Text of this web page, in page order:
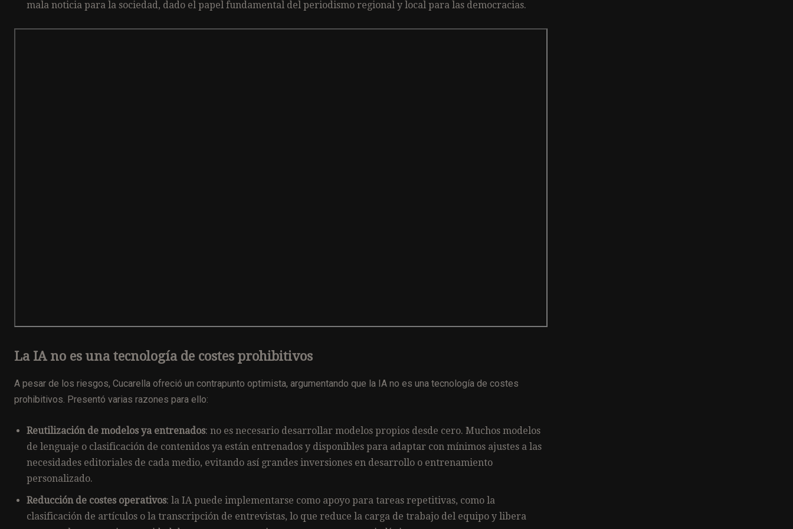
mala noticia para la sociedad, dado el papel fundamental del periodismo regional y local para las democracias.
La IA no es una tecnología de costes prohibitivos
A pesar de los riesgos, Cucarella ofreció un contrapunto optimista, argumentando que la IA no es una tecnología de costes
prohibitivos. Presentó varias razones para ello:
Reutilización de modelos ya entrenados: no es necesario desarrollar modelos propios desde cero. Muchos modelos
de lenguaje o clasificación de contenidos ya están entrenados y disponibles para adaptar con mínimos ajustes a las
necesidades editoriales de cada medio, evitando así grandes inversiones en desarrollo o entrenamiento
personalizado.
Reducción de costes operativos: la IA puede implementarse como apoyo para tareas repetitivas, como la
clasificación de artículos o la transcripción de entrevistas, lo que reduce la carga de trabajo del equipo y libera